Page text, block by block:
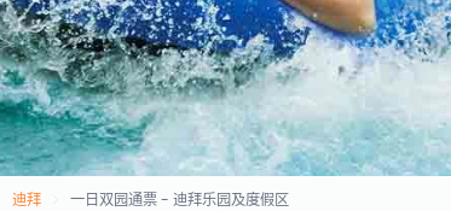
迪拜 一日双园通票 - 迪拜乐园及度假区